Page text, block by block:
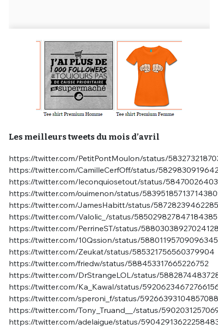
Les meilleurs tweets du mois d’avril
https://twitter.com/PetitPontMoulon/status/
https://twitter.com/CamilleCerfOff/status/
https://twitter.com/leconquiosetout/status/
https://twitter.com/ouimenon/status/
https://twitter.com/JamesHabitt/status/
https://twitter.com/Valolic_/status/585029827847184385
https://twitter.com/PerrineST/status/
https://twitter.com/10Qssion/status/
https://twitter.com/Zeukat/status/585321756560379904
https://twitter.com/friedw/status/588453317665226752
https://twitter.com/DrStrangeLOL/status/
https://twitter.com/Ka_Kawal/status/
https://twitter.com/speroni_f/status/
https://twitter.com/Tony_Truand__/status/
https://twitter.com/adelaigue/status/